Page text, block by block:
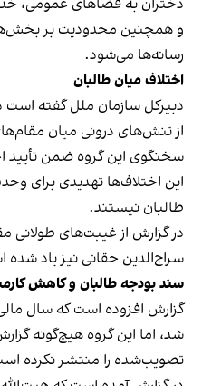
دختران به فضاهای عمومی،
و همچنین محدودیت بر
رسانه‌ها می‌شود.
اختلاف میان طالبان
دبیرکل سازمان ملل گفته است
از تنش‌های درونی میان
سخنگوی این گروه ضمن تأیید
این اختلاف‌ها تهدیدی برای
طالبان نیستند.
در گزارش از غیبت‌های طولانی
سراج‌الدین حقانی نیز یاد
سند بودجه طالبان و کاهش
شد، اما این گروه هیچ‌گونه
تصویب‌شده را منتشر نکرده